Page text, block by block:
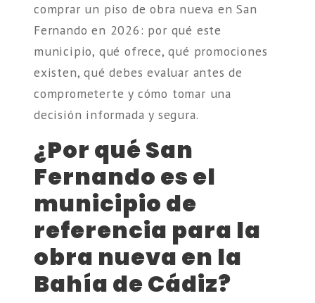
comprar un piso de obra nueva en San
Fernando en 2026: por qué este
municipio, qué ofrece, qué promociones
existen, qué debes evaluar antes de
comprometerte y cómo tomar una
decisión informada y segura.
¿Por qué San
Fernando es el
municipio de
referencia para la
obra nueva en la
Bahía de Cádiz?